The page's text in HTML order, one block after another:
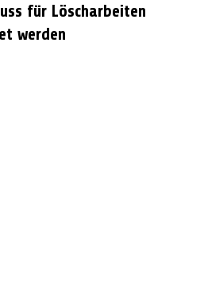
für Löscharbeiten
werden